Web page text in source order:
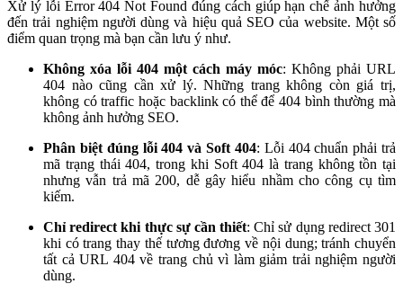
Xử lý lỗi Error 404 Not Found đúng cách giúp hạn chế ảnh hưởng
đến trải nghiệm người dùng và hiệu quả SEO của website. Một số
điểm quan trọng mà bạn cần lưu ý như.
Không xóa lỗi 404 một cách máy móc: Không phải URL
404 nào cũng cần xử lý. Những trang không còn giá trị,
không có traffic hoặc backlink có thể để 404 bình thường mà
không ảnh hưởng SEO.
Phân biệt đúng lỗi 404 và Soft 404: Lỗi 404 chuẩn phải trả
mã trạng thái 404, trong khi Soft 404 là trang không tồn tại
nhưng vẫn trả mã 200, dễ gây hiểu nhầm cho công cụ tìm
kiếm.
Chỉ redirect khi thực sự cần thiết: Chỉ sử dụng redirect 301
khi có trang thay thế tương đương về nội dung; tránh chuyển
tất cả URL 404 về trang chủ vì làm giảm trải nghiệm người
dùng.